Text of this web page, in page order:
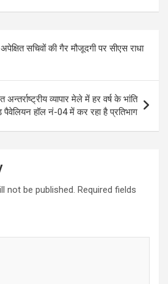
सचिवों की गैर मौजूदगी पर सीएस राधा
व्यापार मेले में हर वर्ष के भांति
पैवेलियन हॉल नं-04 में कर रहा है प्रतिभाग
not be published. Required fields